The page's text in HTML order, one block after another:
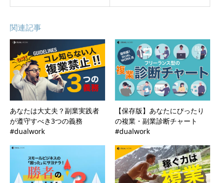
関連記事
あなたは大丈夫？副業実践者
が遵守すべき3つの義務
#dualwork
【保存版】あなたにぴったり
の複業・副業診断チャート
#dualwork